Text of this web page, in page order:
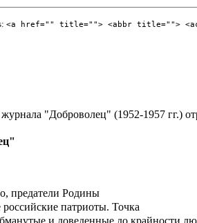
<a href="" title=""> <abbr title="">
"Доброволец" (1952-1957 гг.)
предатели Родины
патриоты. Точка
и доведенные до крайности